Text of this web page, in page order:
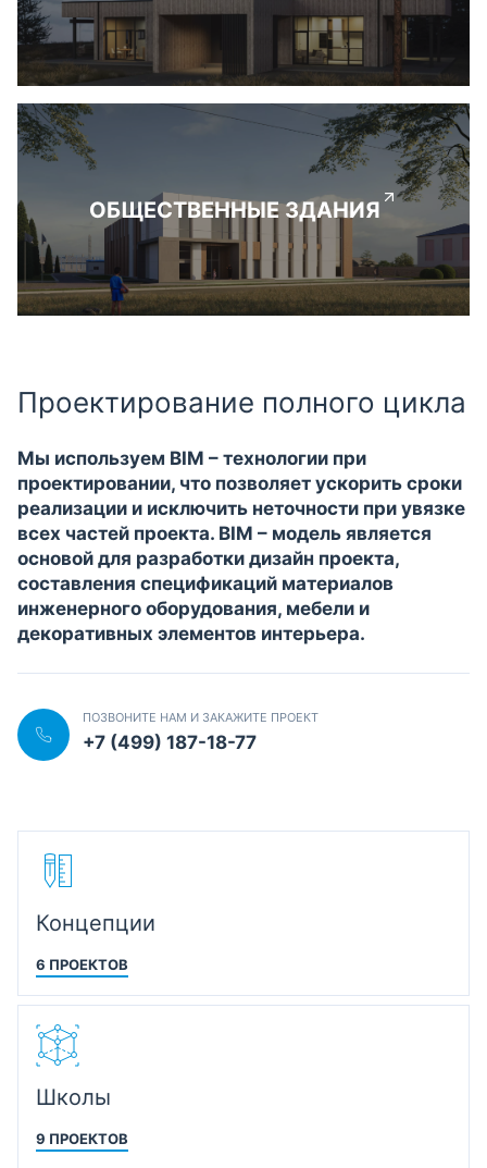
ОБЩЕСТВЕННЫЕ ЗДАНИЯ
Проектирование полного цикла
Мы используем BIM – технологии при
проектировании, что позволяет ускорить сроки
реализации и исключить неточности при увязке
всех частей проекта. BIM – модель является
основой для разработки дизайн проекта,
составления спецификаций материалов
инженерного оборудования, мебели и
декоративных элементов интерьера.
ПОЗВОНИТЕ НАМ И ЗАКАЖИТЕ ПРОЕКТ
+7 (499) 187-18-77
Концепции
6 ПРОЕКТОВ
Школы
9 ПРОЕКТОВ